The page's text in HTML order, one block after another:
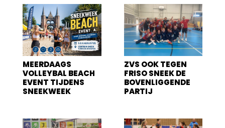
MEERDAAGS
VOLLEYBAL BEACH
EVENT TIJDENS
SNEEKWEEK
ZVS OOK TEGEN
FRISO SNEEK DE
BOVENLIGGENDE
PARTIJ